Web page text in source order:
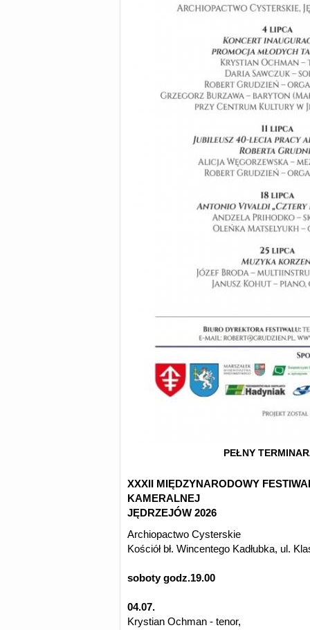
PEŁNY
XXXII MIĘDZYNARODOWY
KAMERALNEJ
JĘDRZEJÓW 2026
Archiopactwo Cysterskie
Kościół bł. Wincentego Kadłubka, ul.
soboty godz.19.00
04.07.
Krystian Ochman - tenor,